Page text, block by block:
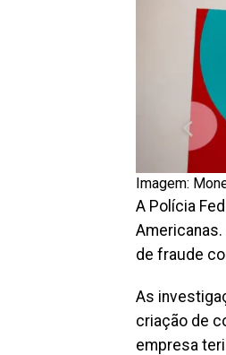
Imagem:
A Polícia
de fraude
As
criação de
empresa